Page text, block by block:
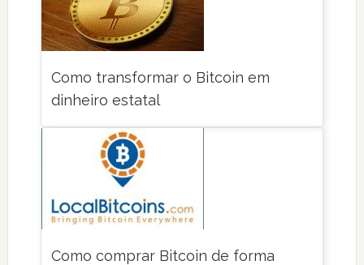
Como transformar o Bitcoin em
dinheiro estatal
Como comprar Bitcoin de forma